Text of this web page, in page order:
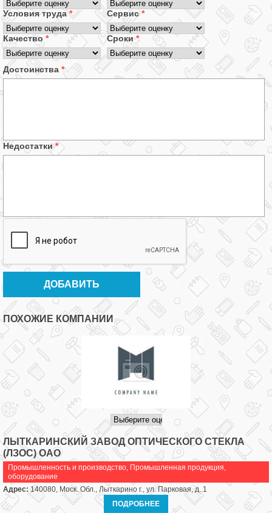
Условия труда * Сервис*
Качество * Сроки*
Достоинства *
Недостатки*
ПОХОЖИЕ КОМПАНИИ
ЛЫТКАРИНСКИЙ ЗАВОД ОПТИЧЕСКОГО СТЕКЛА
(ЛЗОС) ОАО
Промышленность и производство, Промышленная продукция,
оборудование
Адрес:140080, Моск. Обл., Лыткарино г., ул. Парковая, д. 1
ПОДРОБНЕЕ